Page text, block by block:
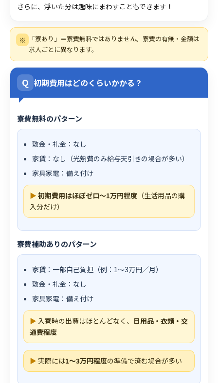
さらに、浮いた分は趣味にまわすこともできます！
※
「寮あり」＝寮費無料ではありません。寮費の有無・金額は
求人ごとに異なります。
Q 初期費用はどのくらいかかる？
寮費無料のパターン
敷金・礼金：なし
家賃：なし（光熱費のみ給与天引きの場合が多い）
家具家電：備え付け
▶ 初期費用はほぼゼロ〜1万円程度 （生活用品の購
入分だけ）
寮費補助ありのパターン
家賃：一部自己負担（例：1〜3万円／月）
敷金・礼金：なし
家具家電：備え付け
▶ 入寮時の出費はほとんどなく、 日用品・衣類・交
通費程度
▶ 実際には1〜3万円程度の準備で済む場合が多い